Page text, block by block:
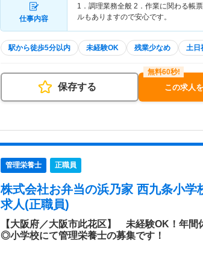
仕事内容
1．調理業務全般 2．作業に関わる帳
ルもありますので安心です。
駅から徒歩5分以内 未経験OK 残業少なめ 土日
保存する この求人
管理栄養士 正職員
株式会社お弁当の浜乃家 西九条小学
求人(正職員)
【大阪府／大阪市此花区】 未経験OK！年間
◎小学校にて管理栄養士の募集です！